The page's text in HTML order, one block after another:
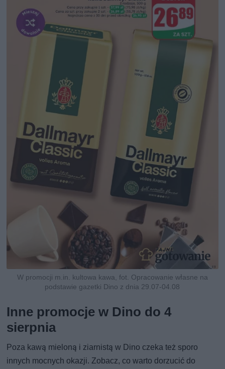
W promocji m.in. kultowa kawa, fot. Opracowanie własne na
podstawie gazetki Dino z dnia 29.07-04.08
Inne promocje w Dino do 4
sierpnia
Poza kawą mieloną i ziarnistą w Dino czeka też sporo
innych mocnych okazji. Zobacz, co warto dorzucić do